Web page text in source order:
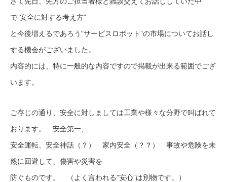
で”安全に対する考え方”
と今後増えるであろう”サービスロボット”の市場についてお話し
する機会がございました。
内容的には、特に一般的な内容ですので掲載が出来る範囲でござ
います。
ご存じの通り、安全に対しましては工業や様々な分野で叫ばれて
おります。 安全第一、
安全運転、安全神話（？） 家内安全（？？） 事故や危険を未
然に回避して、傷害や災害を
防ぐものです。 （よく言われる”安心”は別物です。）